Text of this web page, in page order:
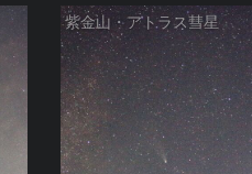
紫金山・アトラス彗星